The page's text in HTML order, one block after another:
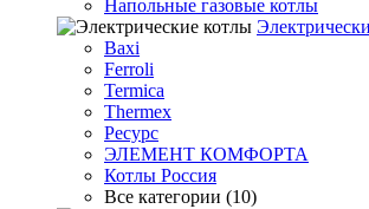
Напольные газовые котлы
Baxi
Ferroli
Termica
Thermex
Ресурс
ЭЛЕМЕНТ КОМФОРТА
Котлы Россия
Все категории (10)